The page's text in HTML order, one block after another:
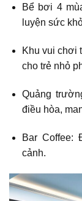
Bể bơi 4
luyện sức
Khu vui chơi
cho trẻ nhỏ
Quảng
điều hòa,
Bar Coffee:
cảnh.